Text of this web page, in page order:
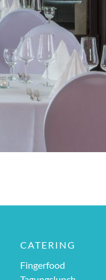
CATERING
Fingerfood